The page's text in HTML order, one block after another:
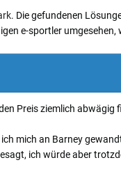
. Die gefundenen
e-sportler
Preis ziemlich abwägig
mich an Barney
ich würde aber